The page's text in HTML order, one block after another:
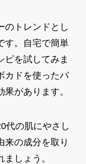
のトレンドとし
す。自宅で簡単
ピを試してみま
カドを使ったパ
があります。
代の肌にやさし
来の成分を取り
しょう。